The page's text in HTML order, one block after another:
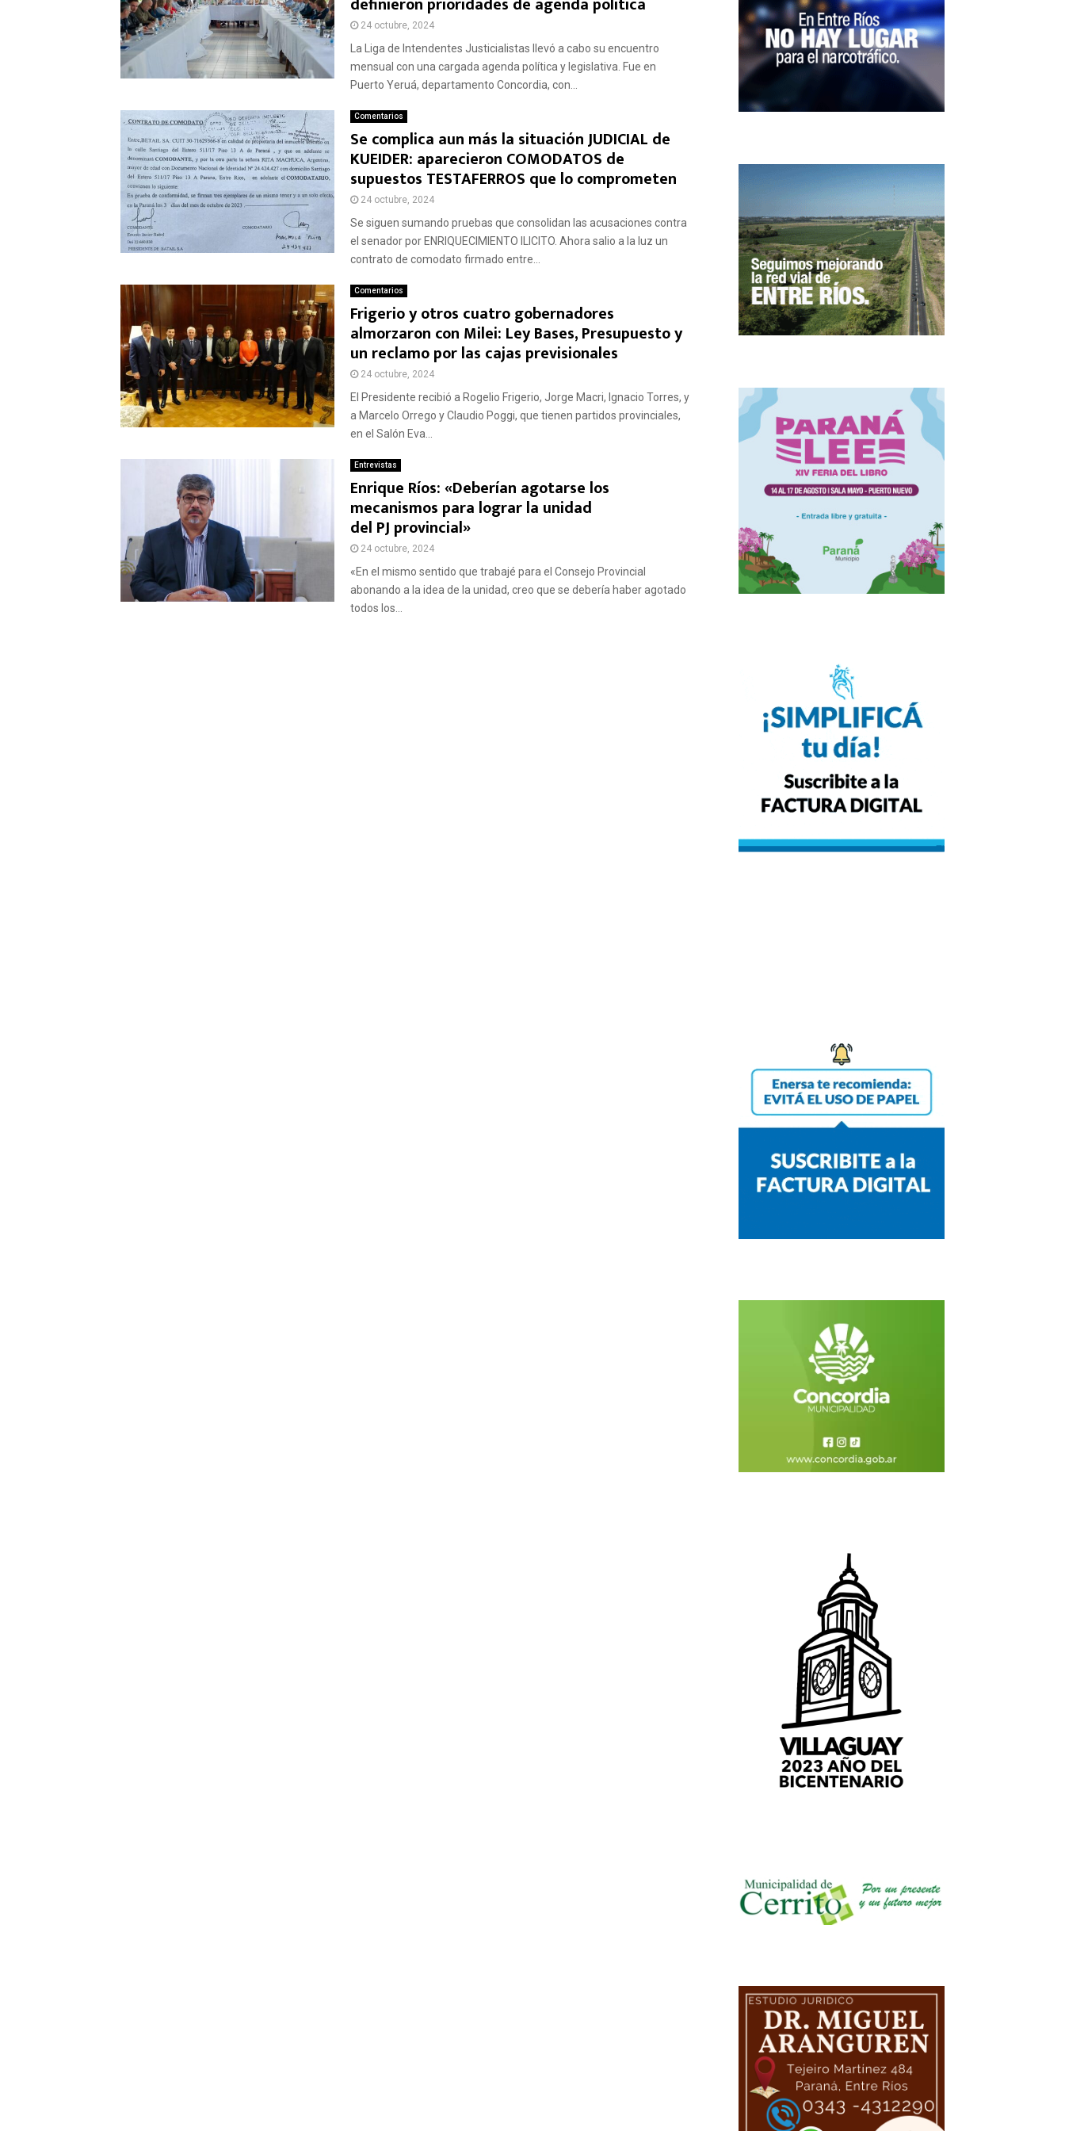
24 octubre, 2024
La Liga de Intendentes Justicialistas llevó a cabo su encuentro
mensual con una cargada agenda política y legislativa. Fue en
Puerto Yeruá, departamento Concordia, con...
Comentarios
Se complica aun más la situación JUDICIAL de
KUEIDER: aparecieron COMODATOS de
supuestos TESTAFERROS que lo comprometen
24 octubre, 2024
Se siguen sumando pruebas que consolidan las acusaciones contra
el senador por ENRIQUECIMIENTO ILICITO. Ahora salio a la luz un
contrato de comodato firmado entre...
Comentarios
Frigerio y otros cuatro gobernadores
almorzaron con Milei: Ley Bases, Presupuesto y
un reclamo por las cajas previsionales
24 octubre, 2024
El Presidente recibió a Rogelio Frigerio, Jorge Macri, Ignacio Torres, y
a Marcelo Orrego y Claudio Poggi, que tienen partidos provinciales,
en el Salón Eva...
Entrevistas
Enrique Ríos: «Deberían agotarse los
mecanismos para lograr la unidad
del PJ provincial»
24 octubre, 2024
«En el mismo sentido que trabajé para el Consejo Provincial
abonando a la idea de la unidad, creo que se debería haber agotado
todos los...